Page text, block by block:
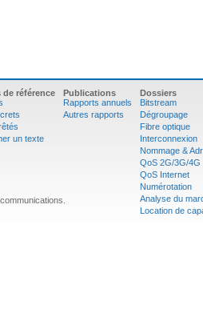
de référence
un texte
Publications
Rapports annuels
Autres rapports
Dossiers
Bitstream
Dégroupage
Fibre optique
Interconnexion
Nommage &
QoS 2G/3G/4G
QoS Internet
Numérotation
Analyse du
Location de